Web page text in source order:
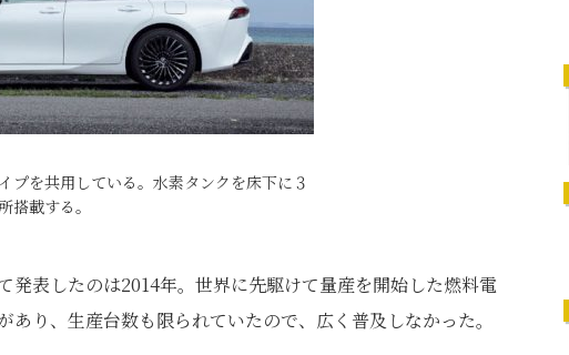
プを共用している。水素タンクを床下に３
搭載する。
発表したのは2014年。世界に先駆けて量産を開始した燃料電
り、生産台数も限られていたので、広く普及しなかった。